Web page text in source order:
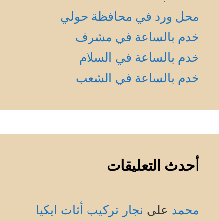
محل ورد في محافظة حولي
خدم بالساعة في مشرف
خدم بالساعة في السلام
خدم بالساعة في الشعب
أحدث التعليقات
محمد على نجار تركيب أثاث ايكيا